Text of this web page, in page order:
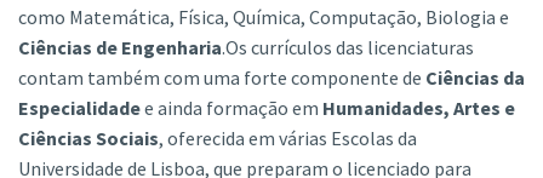
como Matemática, Física, Química, Computação, Biologia e
Ciências de Engenharia.Os currículos das licenciaturas
contam também com uma forte componente de Ciências da
Especialidadee ainda formação em Humanidades, Artes e
Ciências Sociais, oferecida em várias Escolas da
Universidade de Lisboa, que preparam o licenciado para